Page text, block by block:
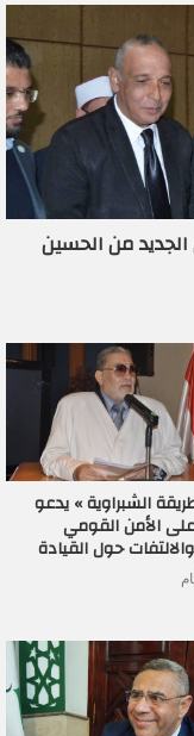
من الحسين
الشبراوية » يدعو
الأمن القومي
حول القيادة